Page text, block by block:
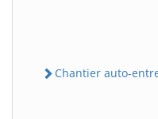
Chantier auto-